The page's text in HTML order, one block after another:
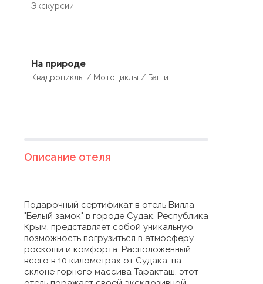
Экскурсии
На природе
Квадроциклы / Мотоциклы / Багги
Описание отеля
Подарочный сертификат в отель Вилла
"Белый замок" в городе Судак, Республика
Крым, представляет собой уникальную
возможность погрузиться в атмосферу
роскоши и комфорта. Расположенный
всего в 10 километрах от Судака, на
склоне горного массива Таракташ, этот